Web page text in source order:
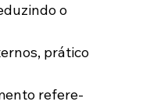
o
prático
refere-